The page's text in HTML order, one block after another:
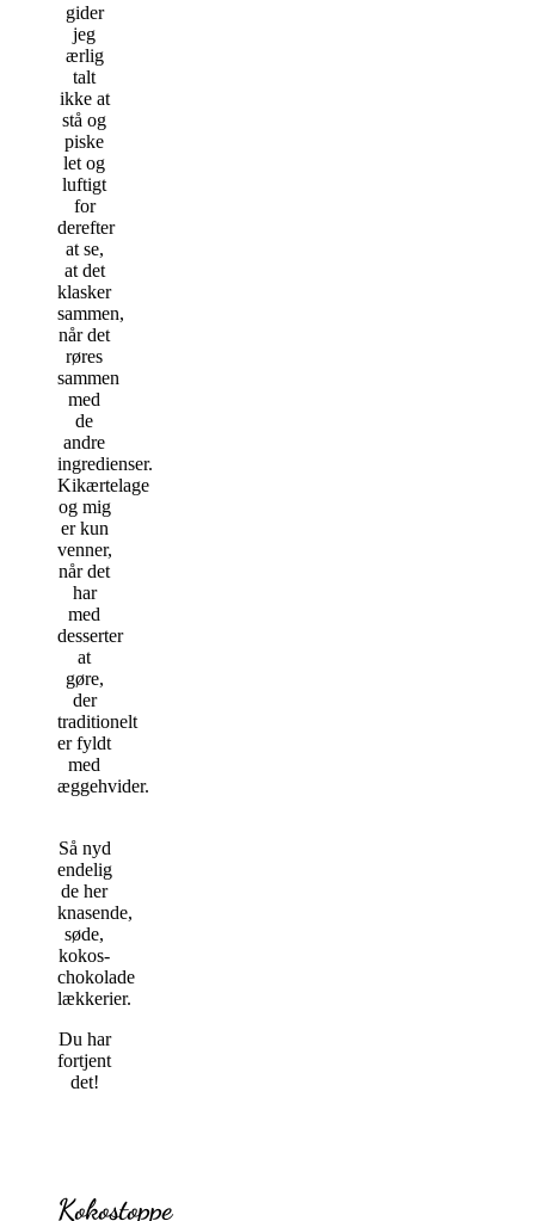
gider
jeg
ærlig
talt
ikke at
stå og
piske
let og
luftigt
for
derefter
at se,
at det
klasker
sammen,
når det
røres
sammen
med
de
andre
ingredienser.
Kikærtelage
og mig
er kun
venner,
når det
har
med
desserter
at
gøre,
der
traditionelt
er fyldt
med
æggehvider.
Så nyd
endelig
de her
knasende,
søde,
kokos-
chokolade
lækkerier.
Du har
fortjent
det!
Kokostoppe